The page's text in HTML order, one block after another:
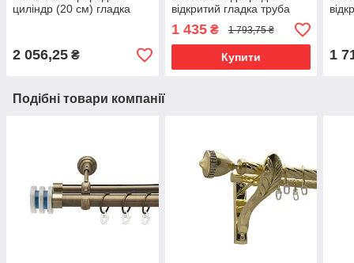
циліндр (20 см) гладка
(5503422)
2 056,25 ₴
відкритий гладка труба
25\16 мм 300 см
(4290683)
1 435₴ 1 793,75 ₴
Купити 1
Подібні товари компанії